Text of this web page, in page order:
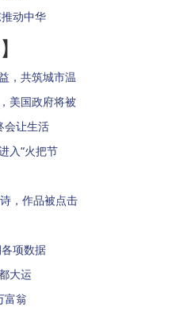
动中华
，共筑城市温
美国政府将被
会让生活
入“火把节
，作品被点击
项数据
大运
富翁